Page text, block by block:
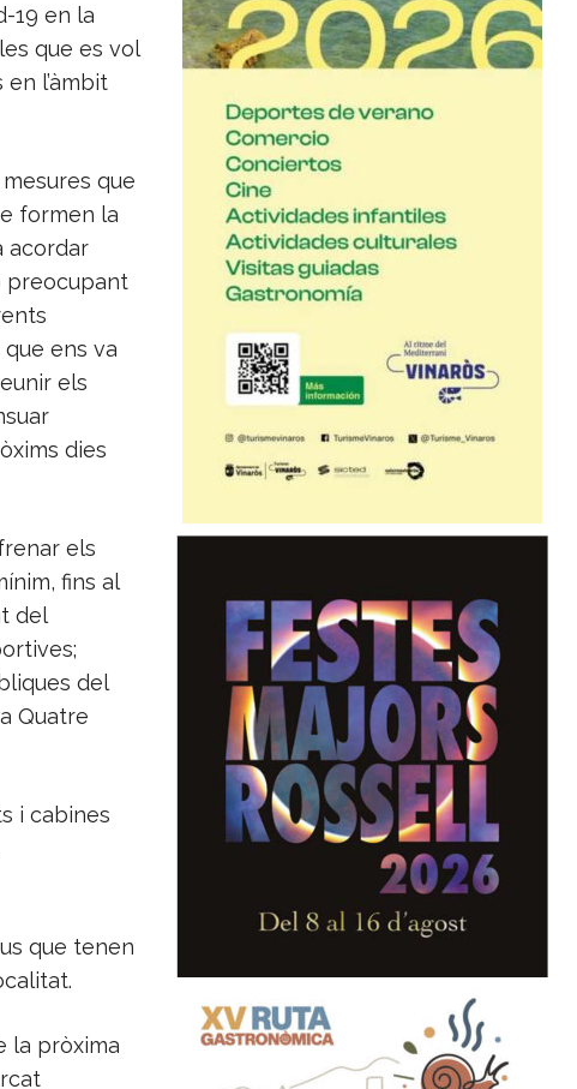
19 en la
que es vol
l’àmbit
que
formen la
acordar
preocupant
ens va
els
dies
els
fins al
del
del
Quatre
i cabines
que tenen
la pròxima